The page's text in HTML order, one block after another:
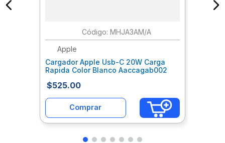
: MHJA3AM/A
Apple
Cargador Apple Usb-C 20W Carga
Rapida Color Blanco Aaccagab002
$525.00
Comprar